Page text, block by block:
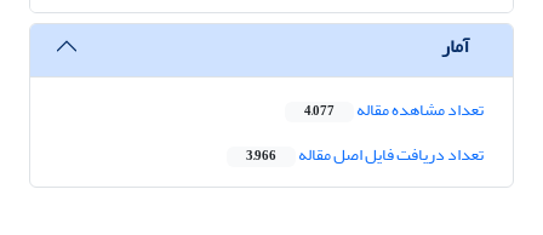
آمار
تعداد مشاهده مقاله 4,077
تعداد دریافت فایل اصل مقاله 3,966